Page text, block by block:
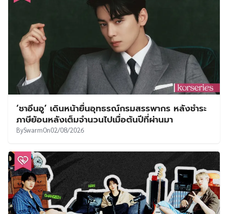
‘ชาอึนอู’ เดินหน้ายื่นอุทธรณ์กรมสรรพากร หลังชำระ
ภาษีย้อนหลังเต็มจำนวนไปเมื่อต้นปีที่ผ่านมา
BySwarmOn02/08/2026